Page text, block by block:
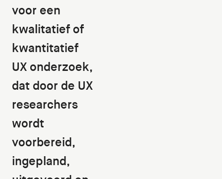
voor een
kwalitatief of
kwantitatief
UX onderzoek,
dat door de UX
researchers
wordt
voorbereid,
ingepland,